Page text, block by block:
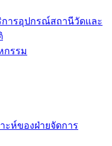
ารอุปกรณ์สถานีวัดและ
กรรม
ะห์ของฝ่ายจัดการ